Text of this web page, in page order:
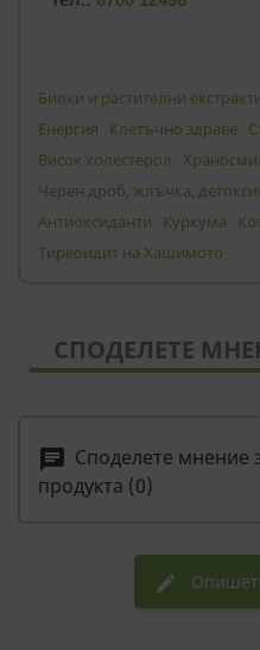
Билки и растителни
Енергия
Клетъчно здраве
Висок холестерол
Черен дроб, жлъчка,
Антиоксиданти
Куркума
Тиреоидит на Хашимото
СПОДЕЛЕТЕ
chat Споделете мнение
продукта (0)
edit